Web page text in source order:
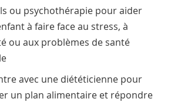
ou psychothérapie pour aider
à faire face au stress, à
ou aux problèmes de santé
avec une diététicienne pour
un plan alimentaire et répondre